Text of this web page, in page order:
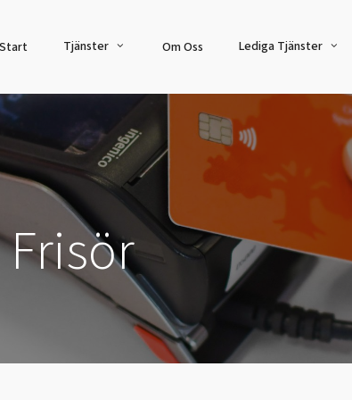
Start Tjänster
&
Kassasystem &
Betallösningar
Kassasystem
Kortterminaler & betallösningar
Integrationer & Funktioner
Kvittoskrivare & Tillbehör
Om Oss Lediga Tjänster